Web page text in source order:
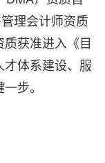
理会计师资质
获准进入《目
体系建设、服
步。